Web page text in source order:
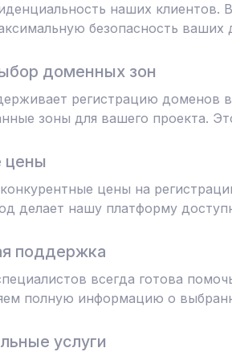
наших клиентов.
безопасность ваших
доменных зон
регистрацию доменов
зоны для вашего проекта.
цены
цены на
делает нашу платформу
поддержка
всегда готова
полную информацию о
услуги